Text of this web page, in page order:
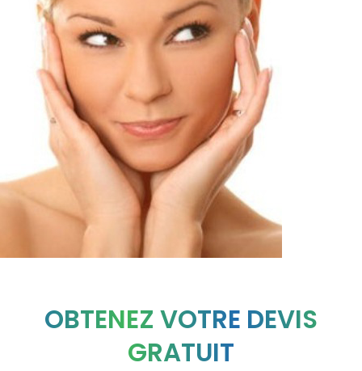
OBTENEZ VOTRE DEVIS
GRATUIT